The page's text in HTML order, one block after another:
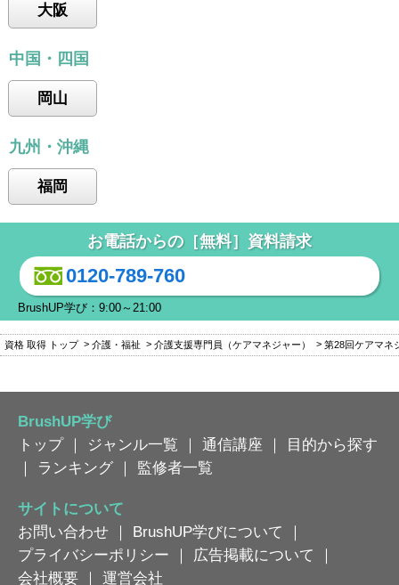
大阪
中国・四国
岡山
九州・沖縄
福岡
お電話からの［無料］資料請求
0120-789-760
BrushUP学び：9:00～21:00
資格 取得 トップ 介護・福祉 介護支援専門員（ケアマネジャー） 第28回ケアマネ
BrushUP学び
トップ｜ ジャンル一覧 ｜ 通信講座 ｜
目的から探す
｜
ランキング ｜ 監修者一覧
サイトについて
お問い合わせ ｜ BrushUP学びについて
｜
プライバシーポリシー ｜ 広告掲載について
｜
会社概要 ｜ 運営会社